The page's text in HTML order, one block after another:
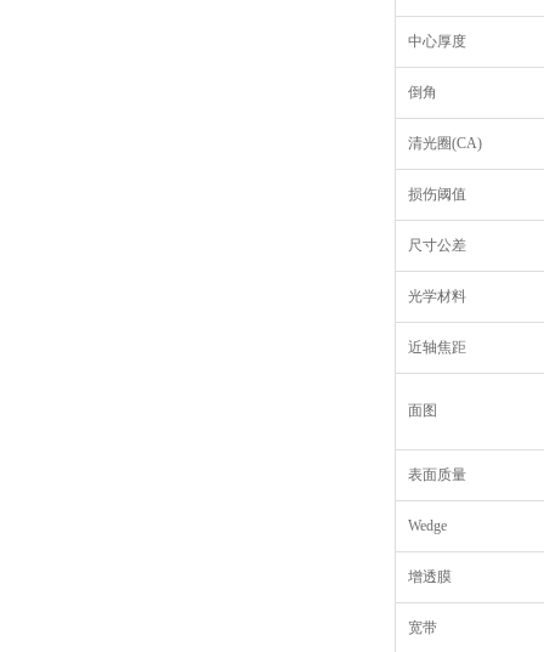
中心厚度
倒角
清光圈(CA)
损伤阈值
尺寸公差
光学材料
近轴焦距
面图
表面质量
Wedge
增透膜
宽带